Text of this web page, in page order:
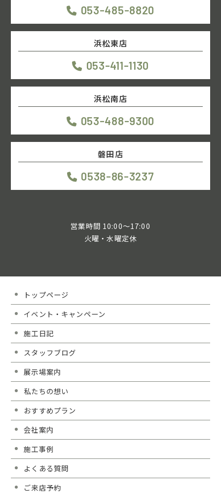
053-485-8820
浜松東店
053-411-1130
浜松南店
053-488-9300
磐田店
0538-86-3237
営業時間 10:00～17:00
火曜・水曜定休
トップページ
イベント・キャンペーン
施工日記
スタッフブログ
展示場案内
私たちの想い
おすすめプラン
会社案内
施工事例
よくある質問
ご来店予約